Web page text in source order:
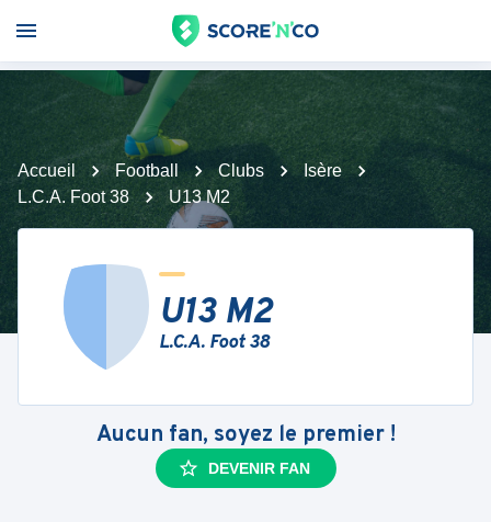
Accueil Football Clubs
Isère
L.C.A. Foot 38
U13 M2
U13 M2
L.C.A. Foot 38
Aucun fan, soyez le premier !
DEVENIR FAN